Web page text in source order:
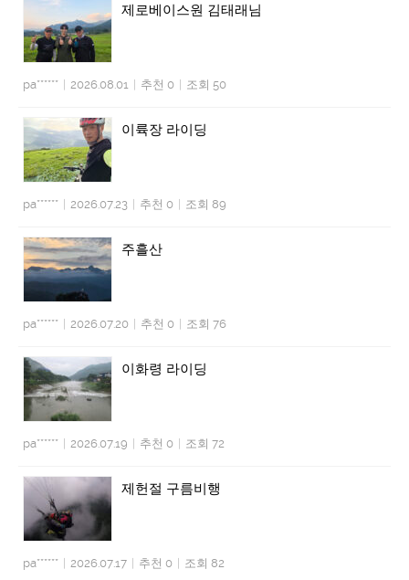
제로베이스원 김태래님
pa****** 2026.08.01 추천 0 조회 50
이륙장 라이딩
pa****** 2026.07.23 추천 0 조회 89
주흘산
pa****** 2026.07.20 추천 0 조회 76
이화령 라이딩
pa****** 2026.07.19 추천 0 조회 72
제헌절 구름비행
pa****** 2026.07.17 추천 0 조회 82